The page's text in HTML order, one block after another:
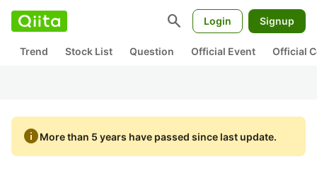
search Login Signup
Trend Stock List Question Official Event Official
infoMore than 5 years have passed since last update.